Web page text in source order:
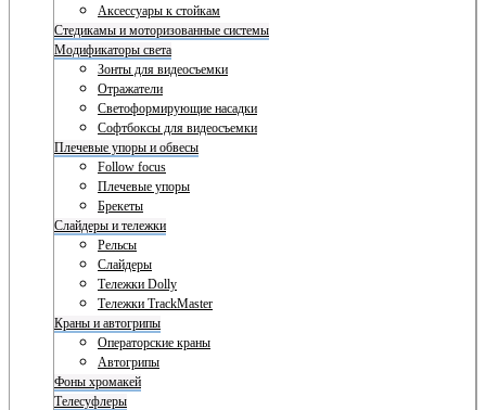
Аксессуары к стойкам
Стедикамы и моторизованные системы
Модификаторы света
Зонты для видеосъемки
Отражатели
Светоформирующие насадки
Софтбоксы для видеосъемки
Плечевые упоры и обвесы
Follow focus
Плечевые упоры
Брекеты
Слайдеры и тележки
Рельсы
Слайдеры
Тележки Dolly
Тележки TrackMaster
Краны и автогрипы
Операторские краны
Автогрипы
Фоны хромакей
Телесуфлеры